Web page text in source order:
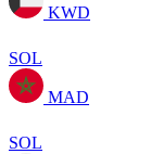
KWD
SOL
MAD
SOL